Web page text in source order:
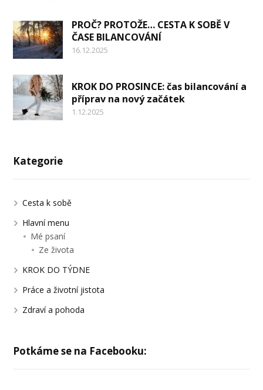
PROČ? PROTOŽE… CESTA K SOBĚ V
ČASE BILANCOVÁNÍ
16.12.2025
KROK DO PROSINCE: čas bilancování a
příprav na nový začátek
1.12.2025
Kategorie
Cesta k sobě
Hlavní menu
Mé psaní
Ze života
KROK DO TÝDNE
Práce a životní jistota
Zdraví a pohoda
Potkáme se na Facebooku: